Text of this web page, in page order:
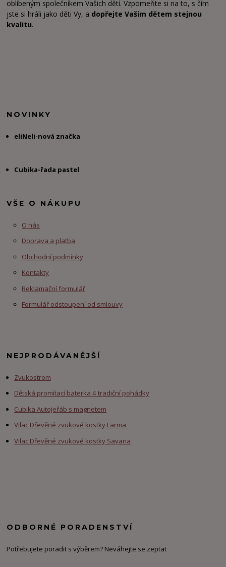
oblíbeným společníkem Vašich dětí. Vzpomeňte si na to, s čím
jste si hráli jako děti Vy, a dopřejte Vašim dětem stejnou
kvalitu.
NOVINKY
eliNeli-nová značka
Cubika-řada pastel
VŠE O NÁKUPU
O nás
Doprava a platba
Obchodní podmínky
Kontakty
Reklamační formulář
Formulář odstoupení od smlouvy
NEJPRODÁVANĚJŠÍ
Zvukostrom
Dětská promítací baterka 4 tradiční pohádky
Cubika Autojeřáb s magnetem
Vilac Dřevěné zvukové kostky Farma
Vilac Dřevěné zvukové kostky Savana
ODBORNÉ PORADENSTVÍ
Potřebujete poradit s výběrem? Neváhejte se zeptat